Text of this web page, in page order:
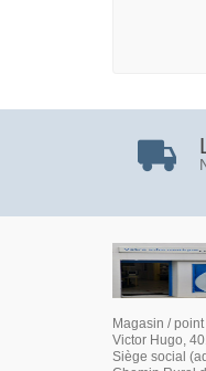
Magasin /
Victor Hugo,
Siège social